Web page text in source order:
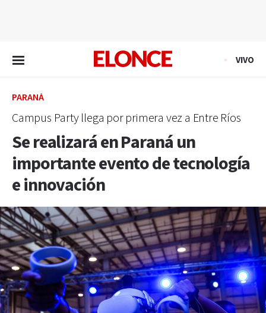
VIVO
PARANÁ
Campus Party llega por primera vez a Entre Ríos
Se realizará en Paraná un
importante evento de tecnología
e innovación